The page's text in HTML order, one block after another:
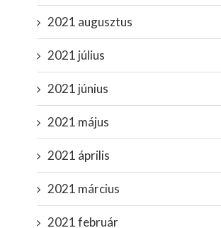
2021 augusztus
2021 július
2021 június
2021 május
2021 április
2021 március
2021 február